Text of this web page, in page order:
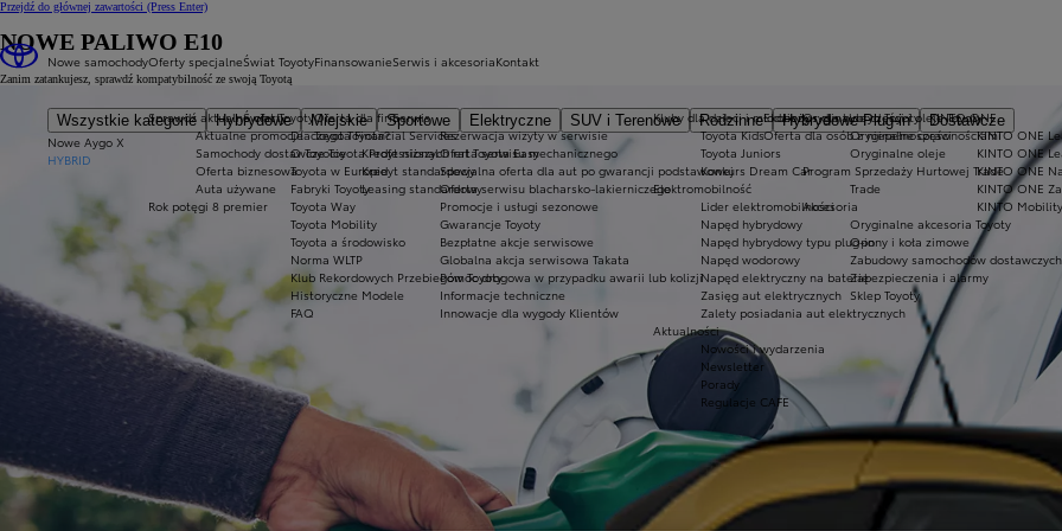
Przejdź do głównej zawartości (Press Enter)
Nowe samochody
Wszystkie kategorie Hybrydowe Miejskie Sportowe Elektryczne SUV i Terenowe Rodzinne Hybrydowe Plug-in
Dostawcze
Nowe Aygo X
HYBRID
Oferty specjalne
Sprawdź aktualne oferty
Aktualne promocje
Samochody dostawcze Toyota Professional
Oferta biznesowa
Auta używane
Rok potęgi 8 premier
Ekobonus dla hybryd Toyoty
Oferta dla osób z niepełnosprawnościami
Świat Toyoty
Świat Toyoty
Dlaczego Toyota?
O Toyocie
Toyota w Europie
Fabryki Toyoty
Toyota Way
Toyota Mobility
Toyota a środowisko
Norma WLTP
Klub Rekordowych Przebiegów Toyoty
Historyczne Modele
FAQ
Kluby dla dzieci i młodzieży
Toyota Kids
Toyota Juniors
Konkurs Dream Car
Elektromobilność
Lider elektromobilności
Napęd hybrydowy
Napęd hybrydowy typu plug-in
Napęd wodorowy
Napęd elektryczny na baterię
Zasięg aut elektrycznych
Zalety posiadania aut elektrycznych
Aktualności
Nowości i wydarzenia
Newsletter
Porady
Regulacje CAFE
Finansowanie
Oferta dla firm
Toyota Financial Services
Kredyt niższych rat Toyota Easy
Kredyt standardowy
Leasing standardowy
KINTO ONE
KINTO ONE
KINTO ONE
KINTO ONE
KINTO ONE
KINTO Mobility
Serwis i akcesoria
Serwis
Rezerwacja wizyty w serwisie
Oferta serwisu mechanicznego
Specjalna oferta dla aut po gwarancji podstawowej
Oferta serwisu blacharsko-lakierniczego
Promocje i usługi sezonowe
Gwarancje Toyoty
Bezpłatne akcje serwisowe
Globalna akcja serwisowa Takata
Pomoc drogowa w przypadku awarii lub kolizji
Informacje techniczne
Innowacje dla wygody Klientów
Oryginalne części i oleje Toyoty
Oryginalne części
Oryginalne oleje
Program Sprzedaży Hurtowej Trade
Trade
Akcesoria
Oryginalne akcesoria Toyoty
Opony i koła zimowe
Zabudowy samochodów dostawczych
Zabezpieczenia i alarmy
Sklep Toyoty
Kontakt
NOWE PALIWO E10
Zanim zatankujesz, sprawdź kompatybilność ze swoją Toyotą